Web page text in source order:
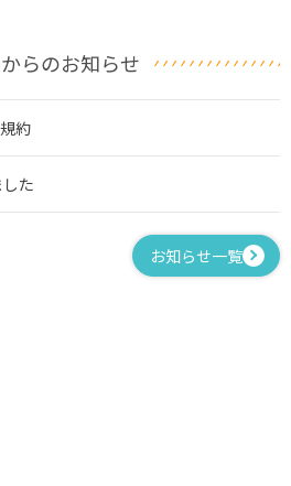
らのお知らせ
約
た
お知らせ一覧